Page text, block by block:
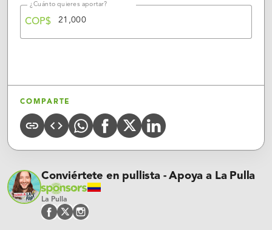
¿Cuánto quieres aportar?
COP$
COMPARTE
COPY
URL
CODE
Whatsapp
FACEBOOK
X
(Twitter)
Linkedin
Conviértete en pullista - Apoya a La Pulla
La Pulla
facebook
twitterinstagram